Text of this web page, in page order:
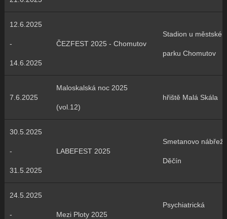
12.6.2025
-
14.6.2025
ČEZFEST 2025 - Chomutov
Stadion u
parku Chomutov
7.6.2025
Maloskalská noc 2025
(vol.12)
hřiště Malá Skála
30.5.2025
-
31.5.2025
LABEFEST 2025
Smetanovo nábřeží
Děčín
24.5.2025
- Mezi Ploty 2025
Psychiatrická